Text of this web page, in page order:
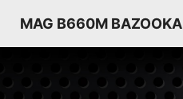
MAG B660M BAZOOKA